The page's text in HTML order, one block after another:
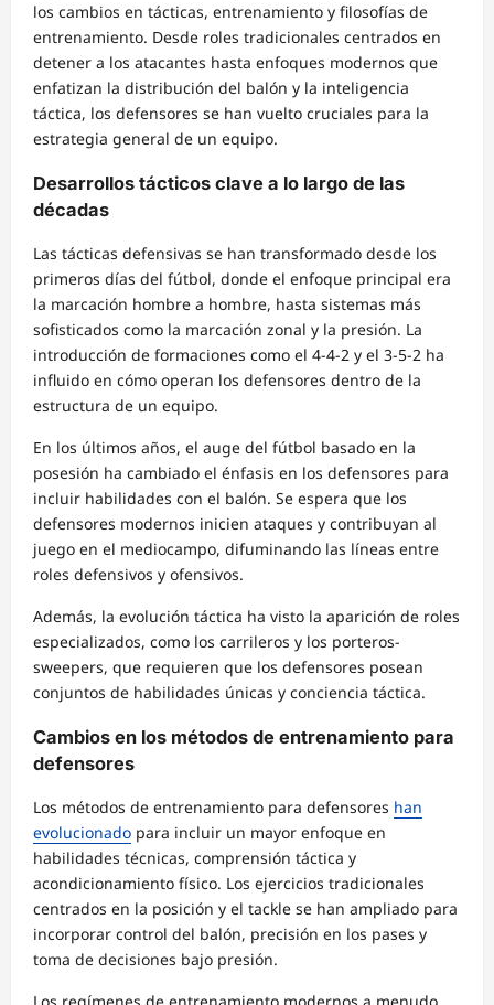
los cambios en tácticas, entrenamiento y filosofías de
entrenamiento. Desde roles tradicionales centrados en
detener a los atacantes hasta enfoques modernos que
enfatizan la distribución del balón y la inteligencia
táctica, los defensores se han vuelto cruciales para la
estrategia general de un equipo.
Desarrollos tácticos clave a lo largo de las
décadas
Las tácticas defensivas se han transformado desde los
primeros días del fútbol, donde el enfoque principal era
la marcación hombre a hombre, hasta sistemas más
sofisticados como la marcación zonal y la presión. La
introducción de formaciones como el 4-4-2 y el 3-5-2 ha
influido en cómo operan los defensores dentro de la
estructura de un equipo.
En los últimos años, el auge del fútbol basado en la
posesión ha cambiado el énfasis en los defensores para
incluir habilidades con el balón. Se espera que los
defensores modernos inicien ataques y contribuyan al
juego en el mediocampo, difuminando las líneas entre
roles defensivos y ofensivos.
Además, la evolución táctica ha visto la aparición de roles
especializados, como los carrileros y los porteros-
sweepers, que requieren que los defensores posean
conjuntos de habilidades únicas y conciencia táctica.
Cambios en los métodos de entrenamiento para
defensores
Los métodos de entrenamiento para defensores han
evolucionado para incluir un mayor enfoque en
habilidades técnicas, comprensión táctica y
acondicionamiento físico. Los ejercicios tradicionales
centrados en la posición y el tackle se han ampliado para
incorporar control del balón, precisión en los pases y
toma de decisiones bajo presión.